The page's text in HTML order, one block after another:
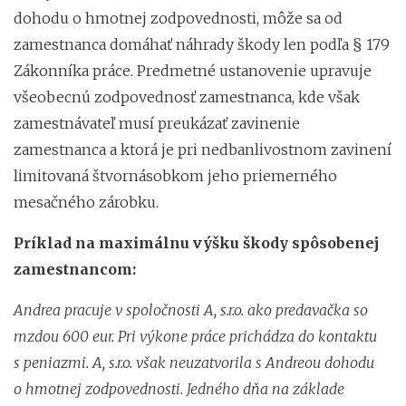
dohodu o hmotnej zodpovednosti, môže sa od
zamestnanca domáhať náhrady škody len podľa § 179
Zákonníka práce. Predmetné ustanovenie upravuje
všeobecnú zodpovednosť zamestnanca, kde však
zamestnávateľ musí preukázať zavinenie
zamestnanca a ktorá je pri nedbanlivostnom zavinení
limitovaná štvornásobkom jeho priemerného
mesačného zárobku.
Príklad na maximálnu výšku škody spôsobenej
zamestnancom:
Andrea pracuje v spoločnosti A, s.r.o. ako predavačka so
mzdou 600 eur. Pri výkone práce prichádza do kontaktu
s peniazmi. A, s.r.o. však neuzatvorila s Andreou dohodu
o hmotnej zodpovednosti. Jedného dňa na základe